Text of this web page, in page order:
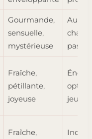
Gourmande,
sensuelle,
mystérieuse
Fraîche,
pétillante,
joyeuse
jeune
Fraîche,